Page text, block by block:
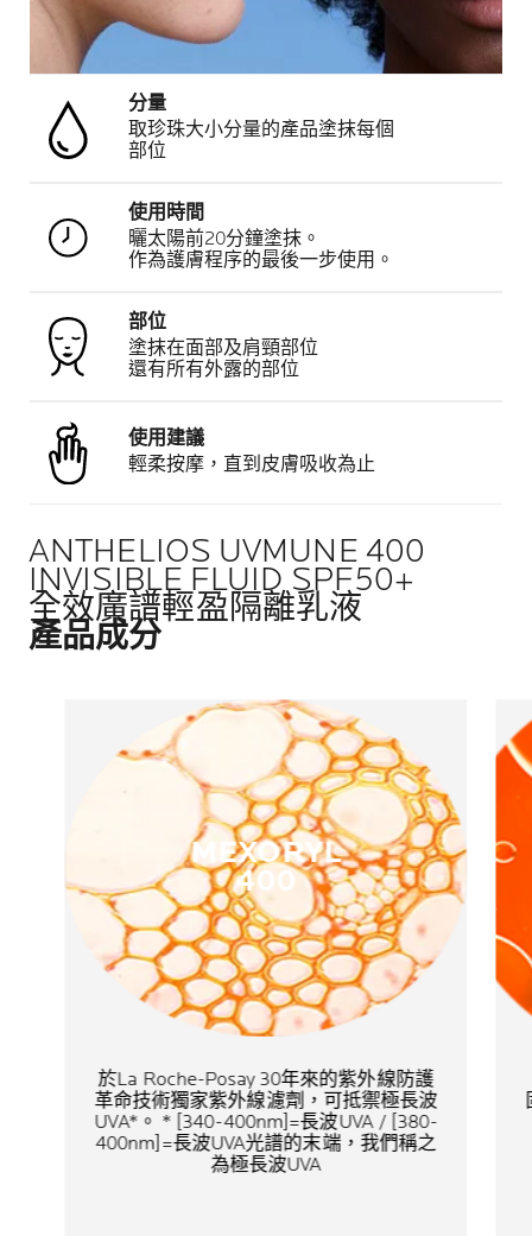
分量
取珍珠大小分量的產品塗抹每個
部位
使用時間
曬太陽前20分鐘塗抹。
作為護膚程序的最後一步使用。
部位
塗抹在面部及肩頸部位
還有所有外露的部位
使用建議
輕柔按摩，直到皮膚吸收為止
ANTHELIOS UVMUNE 400
INVISIBLE FLUID SPF50+
全效廣譜輕盈隔離乳液
產品成分
MEXORYL
400
於La Roche-Posay 30年來的紫外線防護
革命技術獨家紫外線濾劑，可抵禦極長波
UVA*。 * [340-400nm]=長波UVA / [380-
400nm]=長波UVA光譜的末端，我們稱之
為極長波UVA